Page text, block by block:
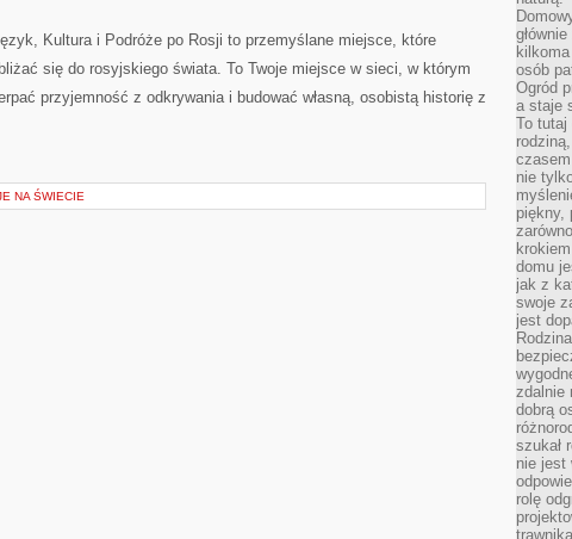
Kultura i Podróże po Rosji to przemyślane miejsce, które
się do rosyjskiego świata. To Twoje miejsce w sieci, w którym
przyjemność z odkrywania i budować własną, osobistą historię z
NA ŚWIECIE
osób
Ogród
a staje
To tutaj
nie
piękny,
domu
jak z
swoje
jest
zdalnie
dobrą
szukał
nie jest
rolę